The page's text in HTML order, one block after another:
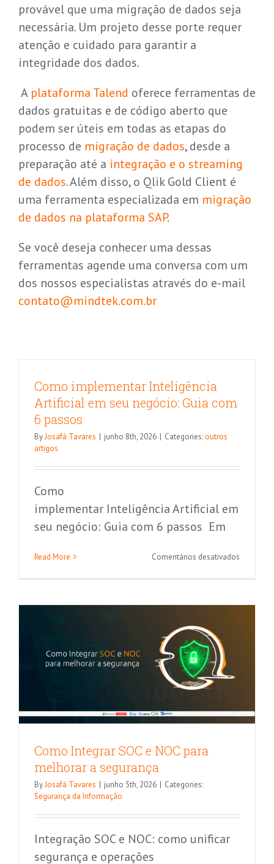
provável que uma migração de dados seja
necessária. Um projeto desse porte requer
atenção e cuidado para garantir a
integridade dos dados.
A plataforma Talend oferece ferramentas de
dados gratuitas e de código aberto que
podem ser úteis em todas as etapas do
processo de migração de dados, desde a
preparação até a integração e o streaming
de dados. Além disso, o Qlik Gold Client é
uma ferramenta especializada em migração
de dados na plataforma SAP.
Se você deseja conhecer uma dessas
ferramentas agende uma conversa com um
dos nossos especialistas através do e-mail
contato@mindtek.com.br
Como implementar Inteligência
Artificial em seu negócio: Guia com
6 passos
ByJosafá Tavares | junho 8th, 2026 | Categories:outros
artigos
Como
implementar Inteligência Artificial em
seu negócio: Guia com 6 passos Em
Read More Comentários desativados
Artificial
melhorar a segurança
Como Integrar SOC e NOC para
melhorar a segurança
ByJosafá Tavares | junho 5th, 2026 | Categories:
Segurança da Informação
Integração SOC e NOC: como unificar
segurança e operações